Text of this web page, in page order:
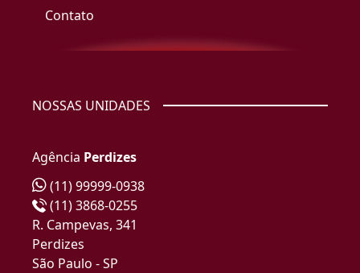
Contato
NOSSAS UNIDADES
Agência Perdizes
(11) 99999-0938
(11) 3868-0255
R. Campevas, 341
Perdizes
São Paulo - SP